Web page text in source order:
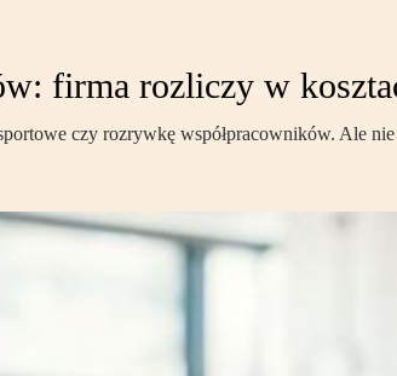
firma rozliczy w
czy rozrywkę współpracowników. Ale